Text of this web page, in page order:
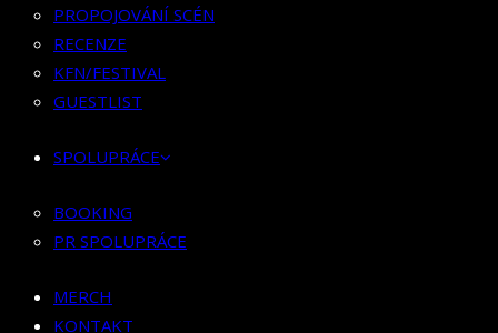
SPOLUPRÁCE
BOOKING
PR SPOLUPRÁCE
MERCH
PROPOJOVÁNÍ SCÉN
RECENZE
KFN/FESTIVAL
GUESTLIST
SPOLUPRÁCE
BOOKING
PR SPOLUPRÁCE
MERCH
KONTAKT